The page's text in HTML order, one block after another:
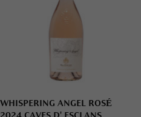
WHISPERING ANGEL ROSÉ